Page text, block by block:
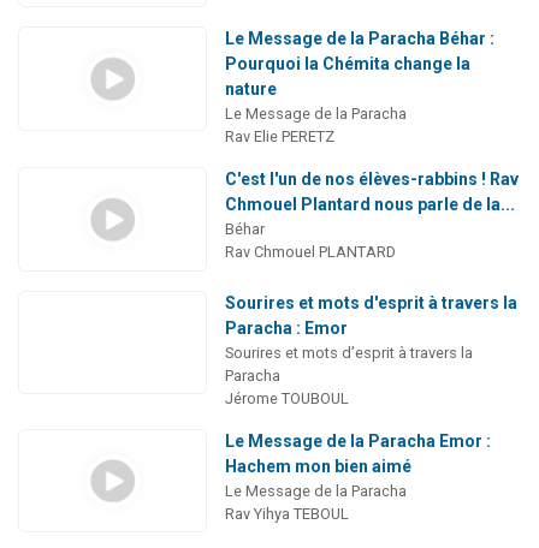
Le Message de la Paracha Béhar :
Pourquoi la Chémita change la
nature
Le Message de la Paracha
Rav Elie PERETZ
C'est l'un de nos élèves-rabbins ! Rav
Chmouel Plantard nous parle de la...
Béhar
Rav Chmouel PLANTARD
Sourires et mots d'esprit à travers la
Paracha : Emor
Sourires et mots d’esprit à travers la
Paracha
Jérome TOUBOUL
Le Message de la Paracha Emor :
Hachem mon bien aimé
Le Message de la Paracha
Rav Yihya TEBOUL